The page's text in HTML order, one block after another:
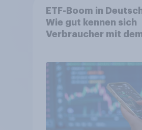
ETF-Boom in
Wie gut kennen sich
Verbraucher mit